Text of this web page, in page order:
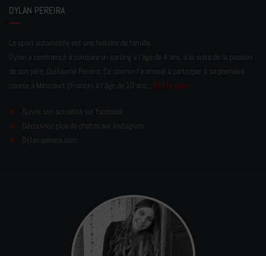
DYLAN PEREIRA
Le sport automobile est une histoire de famille.
Dylan a commencé à conduire un karting à l’âge de 4 ans, à la suite de la passion
de son père, Guillaume Pereira. Ce chemin l'a amené à participer à sa première
course à Mirecourt (France) à l'âge de 10 ans... Lire la suite
Suivre son actualité sur facebook
Découvrez plus de photos sur Instagram
Dylan-pereira.com